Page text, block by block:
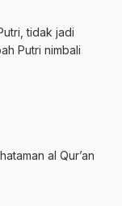
tidak jadi
Putri nimbali
al Qur’an